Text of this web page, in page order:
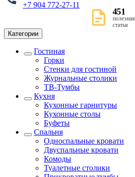
+7 904 772-27-11
451
полезная
статья
Категории
Гостиная
Горки
Стенки для гостиной
Журнальные столики
TВ-Тумбы
Кухня
Кухонные гарнитуры
Кухонные столы
Буфеты
Спальня
Односпальные кровати
Двуспальные кровати
Комоды
Туалетные столики